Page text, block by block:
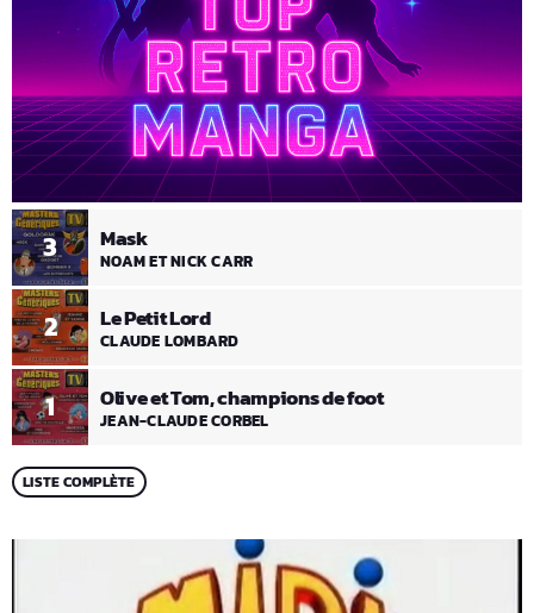
1 Olive et Tom, champions de foot
JEAN-CLAUDE CORBEL
2 Le Petit Lord
CLAUDE LOMBARD
3 Mask
NOAM ET NICK CARR
LISTE COMPLÈTE